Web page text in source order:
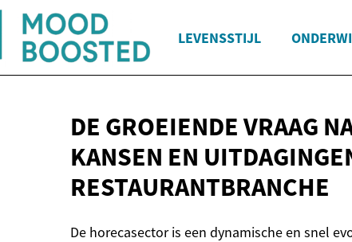
LEVENSSTIJL
DE GROEIENDE VRAAG
KANSEN EN
RESTAURANTBRANCHE
De horecasector is een dynamische en snel